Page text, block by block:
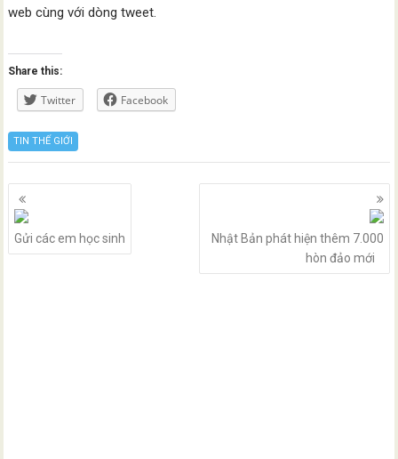
web cùng với dòng tweet.
Share this:
Twitter Facebook
TIN THẾ GIỚI
Posts
navigation
Gửi các em học sinh
Nhật Bản phát hiện thêm 7.000
hòn đảo mới